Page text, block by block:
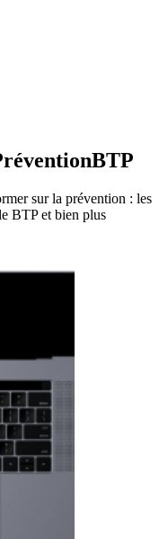
sur la prévention : les
BTP et bien plus